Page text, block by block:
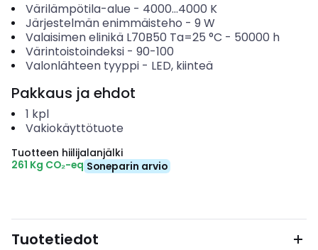
Värilämpötila-alue - 4000...4000 K
Järjestelmän enimmäisteho - 9 W
Valaisimen elinikä L70B50 Ta=25 °C - 50000 h
Värintoistoindeksi- 90-100
Valonlähteen tyyppi- LED, kiinteä
Pakkaus ja ehdot
1 kpl
Vakiokäyttötuote
Tuotteen hiilijalanjälki
261 Kg CO₂-eq Soneparin arvio
Tuotetiedot